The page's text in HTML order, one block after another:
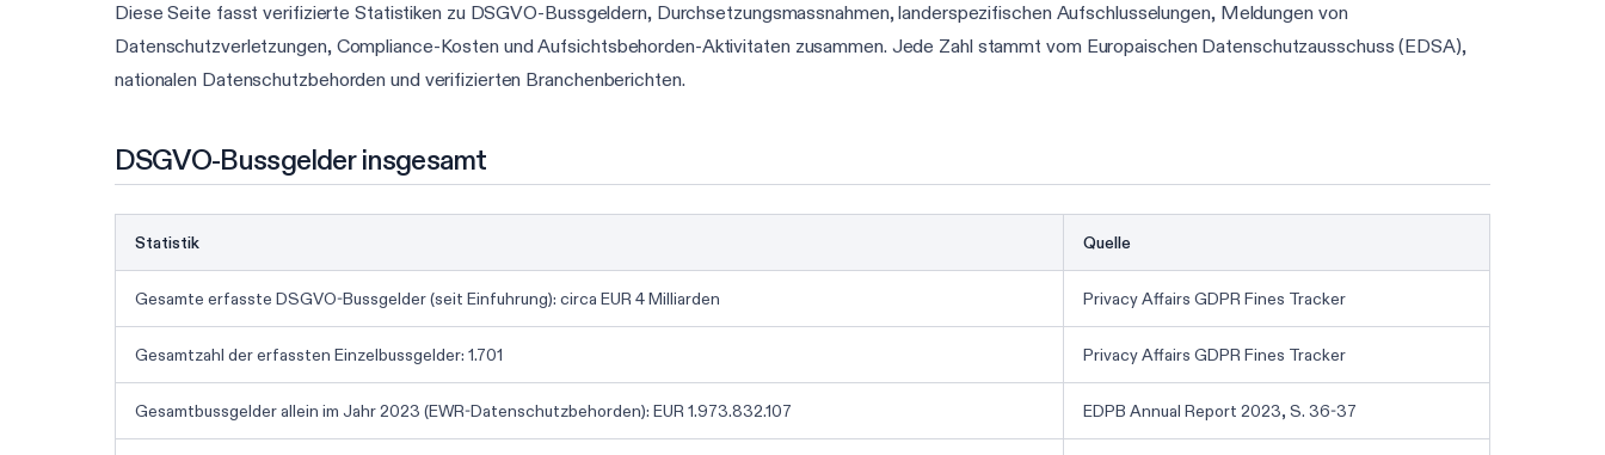
Diese Seite fasst verifizierte Statistiken zu DSGVO-Bussgeldern, Durchsetzungsmassnahmen, landerspezifischen Aufschlusselungen, Meldungen von
Datenschutzverletzungen, Compliance-Kosten und Aufsichtsbehorden-Aktivitaten zusammen. Jede Zahl stammt vom Europaischen Datenschutzausschuss (EDSA),
nationalen Datenschutzbehorden und verifizierten Branchenberichten.
DSGVO-Bussgelder insgesamt
Statistik Quelle
Gesamte erfasste DSGVO-Bussgelder (seit Einfuhrung): circa EUR 4 Milliarden Privacy Affairs GDPR Fines Tracker
Gesamtzahl der erfassten Einzelbussgelder: 1.701 Privacy Affairs GDPR Fines Tracker
Gesamtbussgelder allein im Jahr 2023 (EWR-Datenschutzbehorden): EUR 1.973.832.107 EDPB Annual Report 2023, S. 36-37